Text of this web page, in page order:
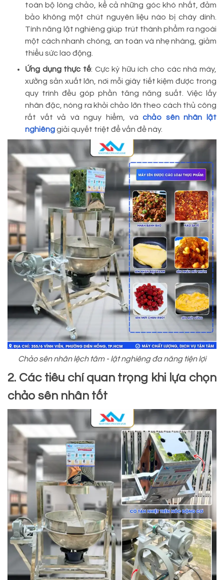
toàn bộ lòng chảo, kể cả những góc khó nhất, đảm
bảo không một chút nguyên liệu nào bị cháy dính.
Tính năng lật nghiêng giúp trút thành phẩm ra ngoài
một cách nhanh chóng, an toàn và nhẹ nhàng, giảm
thiểu sức lao động.
Ứng dụng thực tế: Cực kỳ hữu ích cho các nhà máy,
xưởng sản xuất lớn, nơi mỗi giây tiết kiệm được trong
quy trình đều góp phần tăng năng suất. Việc lấy
nhân đặc, nóng ra khỏi chảo lớn theo cách thủ công
rất vất vả và nguy hiểm, vàchảo sên nhân lật
nghiênggiải quyết triệt để vấn đề này.
Chảo sên nhân lệch tâm - lật nghiêng đa năng tiện lợi
2. Các tiêu chí quan trọng khi lựa chọn
chảo sên nhân tốt